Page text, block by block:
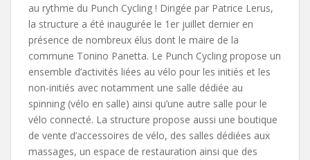
au rythme du Punch Cycling ! Dirigée par Patrice Lerus,
la structure a été inaugurée le 1er juillet dernier en
présence de nombreux élus dont le maire de la
commune Tonino Panetta. Le Punch Cycling propose un
ensemble d’activités liées au vélo pour les initiés et les
non-initiés avec notamment une salle dédiée au
spinning (vélo en salle) ainsi qu’une autre salle pour le
vélo connecté. La structure propose aussi une boutique
de vente d’accessoires de vélo, des salles dédiées aux
massages, un espace de restauration ainsi que des